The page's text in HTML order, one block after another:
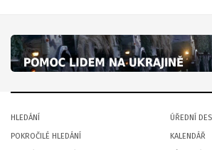
HLEDÁNÍ
POKROČILÉ HLEDÁNÍ
ÚŘEDNÍ
KALENDÁŘ